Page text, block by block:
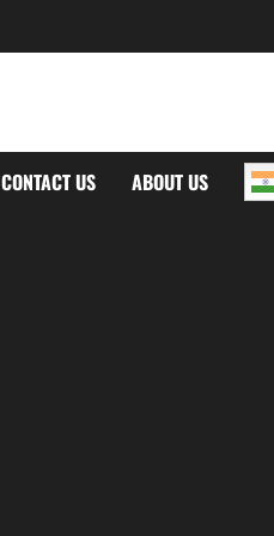
CONTACT US ABOUT US